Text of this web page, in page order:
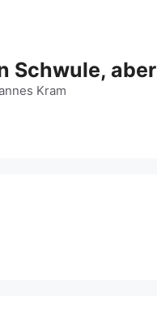
Schwule, aber
Kram